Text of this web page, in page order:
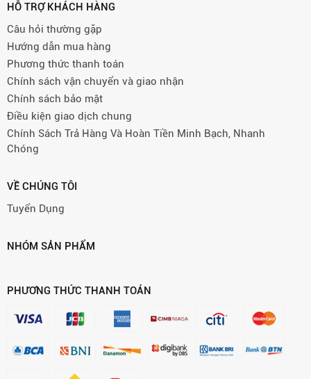
HỖ TRỢ KHÁCH HÀNG
Câu hỏi thường gặp
Hướng dẫn mua hàng
Phương thức thanh toán
Chính sách vận chuyển và giao nhận
Chính sách bảo mật
Điều kiện giao dịch chung
Chính Sách Trả Hàng Và Hoàn Tiền Minh Bạch, Nhanh
Chóng
VỀ CHÚNG TÔI
Tuyển Dụng
NHÓM SẢN PHẨM
PHƯƠNG THỨC THANH TOÁN